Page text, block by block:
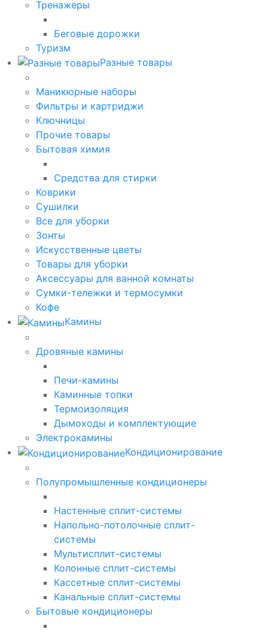
Тренажеры
Беговые дорожки
Туризм
Разные товары
Маникюрные наборы
Фильтры и картриджи
Ключницы
Прочие товары
Бытовая химия
Средства для стирки
Коврики
Сушилки
Все для уборки
Зонты
Искусственные цветы
Товары для уборки
Аксессуары для ванной комнаты
Сумки-тележки и термосумки
Кофе
Камины
Дровяные камины
Печи-камины
Каминные топки
Термоизоляция
Дымоходы и комплектующие
Электрокамины
Кондиционирование
Полупромышленные кондиционеры
Настенные сплит-системы
Напольно-потолочные сплит-
системы
Мультисплит-системы
Колонные сплит-системы
Кассетные сплит-системы
Канальные сплит-системы
Бытовые кондиционеры